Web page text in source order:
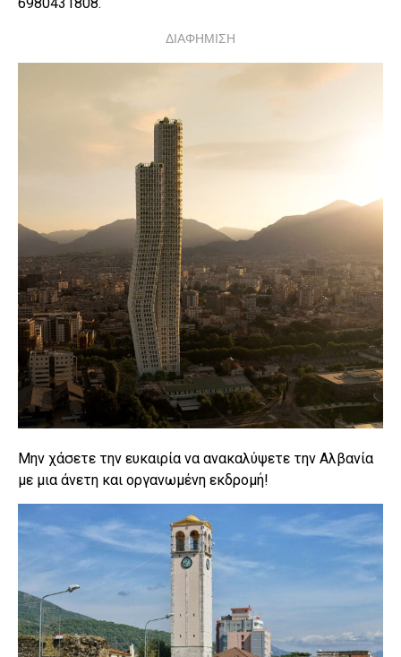
ΔΙΑΦΗΜΙΣΗ
Μην χάσετε την ευκαιρία να ανακαλύψετε την Αλβανία
με μια άνετη και οργανωμένη εκδρομή!